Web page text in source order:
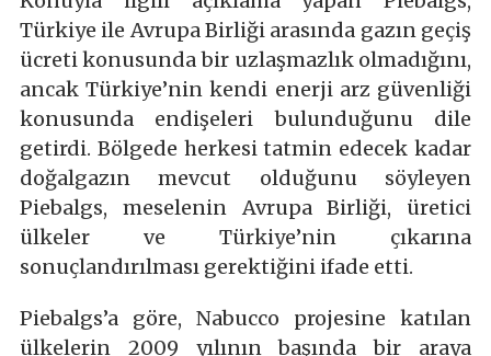
Türkiye ile Avrupa Birliği arasında gazın geçiş
ücreti konusunda bir uzlaşmazlık olmadığını,
ancak Türkiye’nin kendi enerji arz güvenliği
konusunda endişeleri bulunduğunu dile
getirdi. Bölgede herkesi tatmin edecek kadar
doğalgazın mevcut olduğunu söyleyen
Piebalgs, meselenin Avrupa Birliği, üretici
ülkeler ve Türkiye’nin çıkarına
sonuçlandırılması gerektiğini ifade etti.
Piebalgs’a göre, Nabucco projesine katılan
ülkelerin 2009 yılının başında bir araya